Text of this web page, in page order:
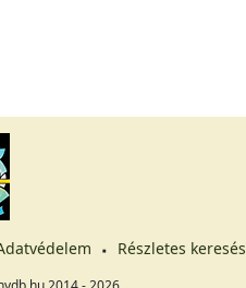
Részletes keresés